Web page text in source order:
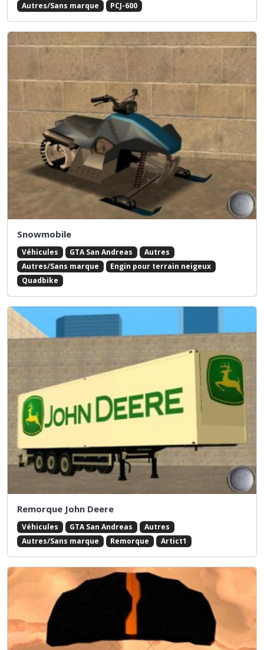
Autres/Sans marque
PCJ-600
Snowmobile
Véhicules GTA San Andreas
Autres
Autres/Sans marque
Engin pour terrain neigeux
Quadbike
Remorque John Deere
Véhicules GTA San Andreas
Autres
Autres/Sans marque
Remorque Artict1